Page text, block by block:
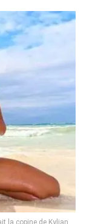
la copine de Kylian